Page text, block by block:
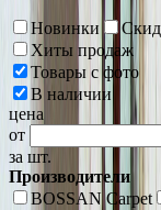
Новинки
Хиты продаж
Товары с фото
В наличии
цена
от
за шт.
Производители
BOSSAN Carpet